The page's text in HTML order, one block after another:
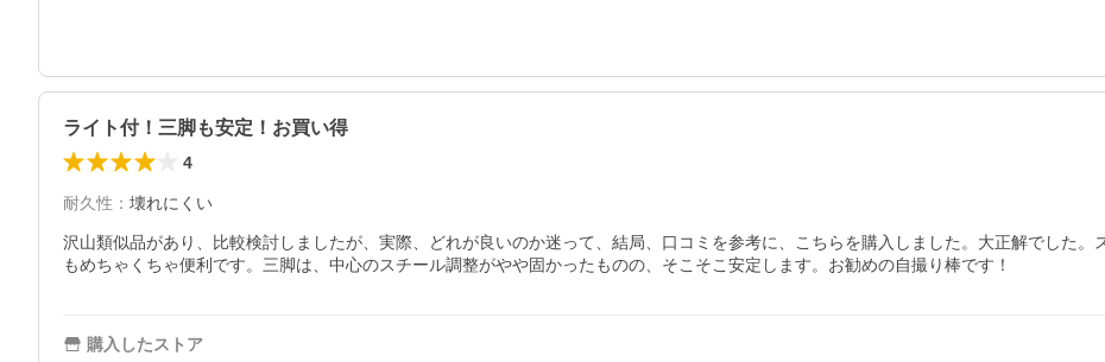
ライト付！三脚も安定！お買い得
4
耐久性 ： 壊れにくい
沢山類似品があり、比較検討しましたが、実際、どれが良いのか迷って、結局、口コミを参考に、こちらを購入しました。大正解でした
もめちゃくちゃ便利です。三脚は、中心のスチール調整がやや固かったものの、そこそこ安定します。お勧めの自撮り棒です！
購入したストア